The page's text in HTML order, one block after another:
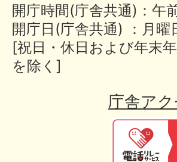
開庁時間(庁舎共通)：午
開庁日(庁舎共通) ：月曜
[祝日・休日および年末
を除く]
庁舎アク